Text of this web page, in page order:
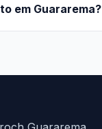
em Guararema?